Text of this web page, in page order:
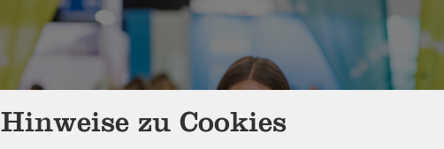
Hinweise zu Cookies